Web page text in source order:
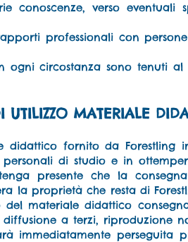
conoscenze, verso
professionali con
circostanza sono tenuti al
UTILIZZO MATERIALE
didattico fornito da Forestling
di studio e in
tenga presente che la
la proprietà che resta di
materiale didattico
a terzi, riproduzione
immediatamente perseguita